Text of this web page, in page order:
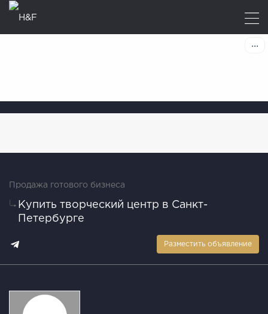
Продажа готового бизнеса
Купить творческий центр в Санкт-
Петербурге
Разместить объявление